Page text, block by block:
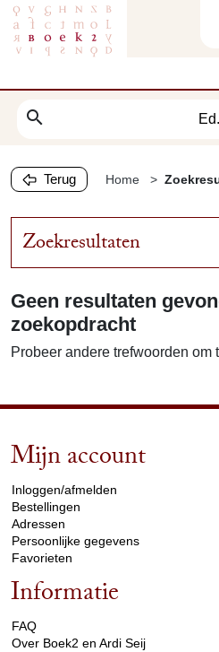
search
Terug Home
Zoekresultaten
Geen resultaten
zoekopdracht
Probeer andere trefwoorden om
Mijn account
Inloggen/afmelden
Bestellingen
Adressen
Persoonlijke gegevens
Favorieten
Informatie
FAQ
Over Boek2 en Ardi Seij